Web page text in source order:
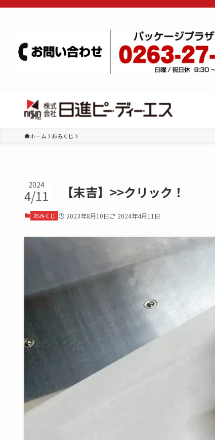
ホーム おみくじ
【末吉】>>クリック！
2024
4/11
おみくじ 2023年8月10日 2024年4月11日